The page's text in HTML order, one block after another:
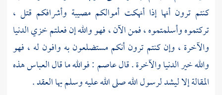
كنتم ترون أنها إذا أنهكت أموالكم مصيبة وأشرافكم قتل ،
تركتموه وأسلمتموه ، فمن الآن ، فهو والله إن فعلتم خزي الدنيا
والآخرة ، وإن كنتم ترون أنكم مستضلعون به وافون له ، فهو
والله خير الدنيا والآخرة . قالعاصم : فوالله ما قالالعباسهذه
المقالة إلا ليشد لرسول الله صلى الله عليه وسلم بها العقد .